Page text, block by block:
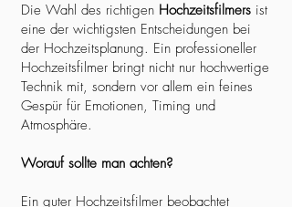
Die Wahl des richtigen Hochzeitsfilmers ist
eine der wichtigsten Entscheidungen bei
der Hochzeitsplanung. Ein professioneller
Hochzeitsfilmer bringt nicht nur hochwertige
Technik mit, sondern vor allem ein feines
Gespür für Emotionen, Timing und
Atmosphäre.
Worauf sollte man achten?
Ein guter Hochzeitsfilmer beobachtet